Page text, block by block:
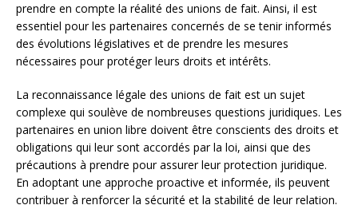
prendre en compte la réalité des unions de fait. Ainsi, il est
essentiel pour les partenaires concernés de se tenir informés
des évolutions législatives et de prendre les mesures
nécessaires pour protéger leurs droits et intérêts.
La reconnaissance légale des unions de fait est un sujet
complexe qui soulève de nombreuses questions juridiques. Les
partenaires en union libre doivent être conscients des droits et
obligations qui leur sont accordés par la loi, ainsi que des
précautions à prendre pour assurer leur protection juridique.
En adoptant une approche proactive et informée, ils peuvent
contribuer à renforcer la sécurité et la stabilité de leur relation.